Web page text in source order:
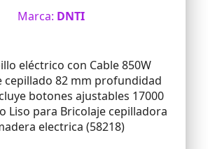
Marca: DNTI
eléctrico con Cable 850W
cepillado 82 mm profundidad
botones ajustables 17000
Liso para Bricolaje cepilladora
electrica (58218)